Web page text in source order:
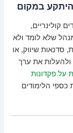
קולינריים,
שלא לומד ולא
סדנאות שיווק, או
ולהעלות את ערך
על פקדונות
הלימודים